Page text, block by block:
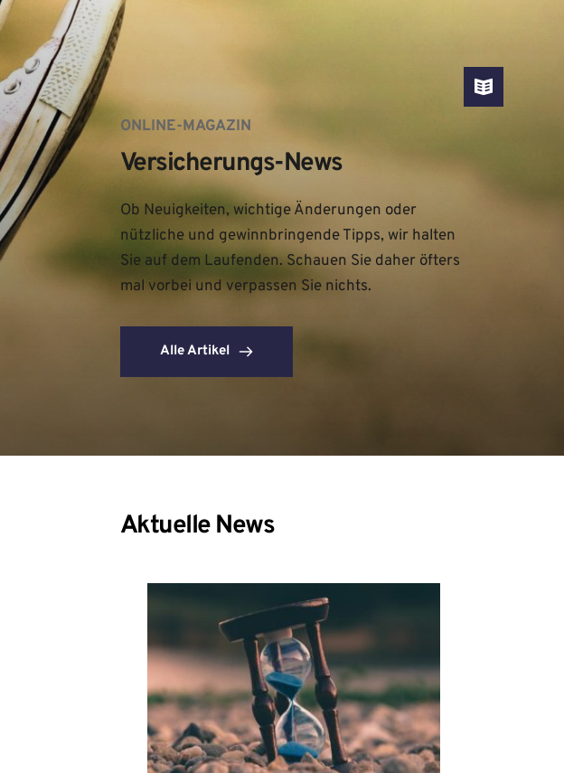
ONLINE-MAGAZIN
Versicherungs-News
Ob Neuigkeiten, wichtige Änderungen oder
nützliche und gewinnbringende Tipps, wir halten
Sie auf dem Laufenden. Schauen Sie daher öfters
mal vorbei und verpassen Sie nichts.
Alle Artikel
Aktuelle News